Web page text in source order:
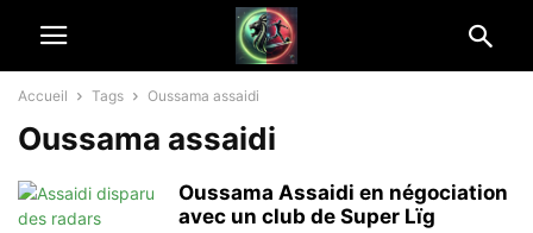
Accueil Tags Oussama assaidi
Oussama assaidi
Oussama Assaidi en négociation
avec un club de Super Lïg